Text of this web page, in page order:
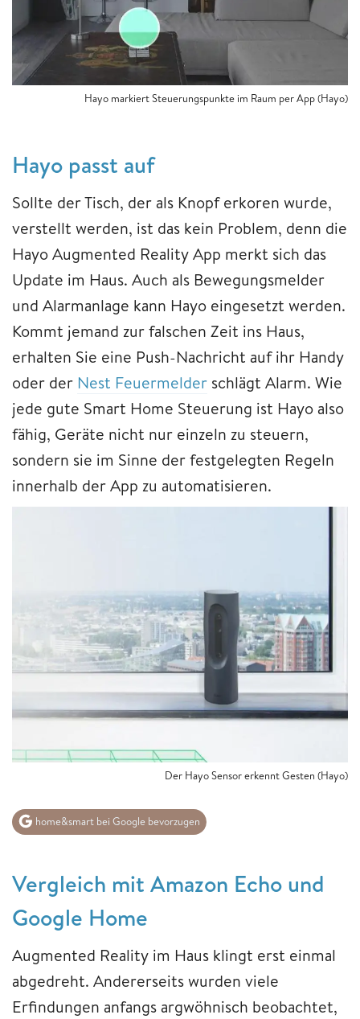
Hayo markiert Steuerungspunkte im Raum per App (Hayo)
Hayo passt auf
Sollte der Tisch, der als Knopf erkoren wurde,
verstellt werden, ist das kein Problem, denn die
Hayo Augmented Reality App merkt sich das
Update im Haus. Auch als Bewegungsmelder
und Alarmanlage kann Hayo eingesetzt werden.
Kommt jemand zur falschen Zeit ins Haus,
erhalten Sie eine Push-Nachricht auf ihr Handy
oder der Nest Feuermelder schlägt Alarm. Wie
jede gute Smart Home Steuerung ist Hayo also
fähig, Geräte nicht nur einzeln zu steuern,
sondern sie im Sinne der festgelegten Regeln
innerhalb der App zu automatisieren.
Der Hayo Sensor erkennt Gesten (Hayo)
home&smart bei Google bevorzugen
Vergleich mit Amazon Echo und
Google Home
Augmented Reality im Haus klingt erst einmal
abgedreht. Andererseits wurden viele
Erfindungen anfangs argwöhnisch beobachtet,